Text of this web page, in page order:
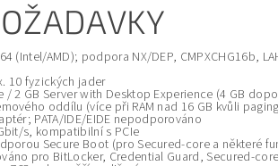
(Intel/AMD); podpora NX/DEP, CMPXCHG16b,
10 fyzických jader
/ 2 GB Server with Desktop Experience (4 GB
oddílu (více při RAM nad 16 GB kvůli
PATA/IDE/EIDE nepodporováno
s, kompatibilní s PCIe
Secure Boot (pro Secured-core a některé
pro BitLocker, Credential Guard, Secured-